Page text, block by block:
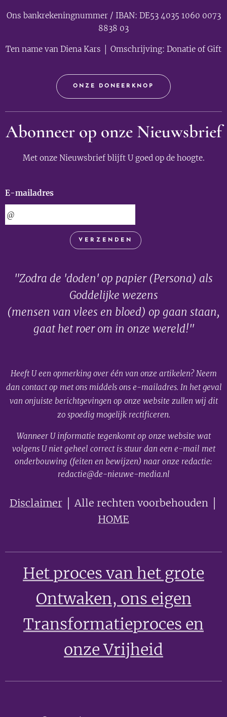
Ons bankrekeningnummer / IBAN: DE53 4035 1060 0073
8838 03
Ten name van Diena Kars │ Omschrijving: Donatie of Gift
ONZE DONEERKNOP
Abonneer op onze Nieuwsbrief
Met onze Nieuwsbrief blijft U goed op de hoogte.
E-mailadres
VERZENDEN
"Zodra de 'doden' op papier (Persona) als
Goddelijke wezens
(mensen van vlees en bloed) op gaan staan,
gaat het roer om in onze wereld!"
Heeft U een opmerking over één van onze artikelen? Neem
dan contact op met ons middels ons e-mailadres. In het geval
van onjuiste berichtgevingen op onze website zullen wij dit
zo spoedig mogelijk rectificeren.
Wanneer U informatie tegenkomt op onze website wat
volgens U niet geheel correct is stuur dan een e-mail met
onderbouwing (feiten en bewijzen) naar onze redactie:
redactie@de-nieuwe-media.nl
Disclaimer│ Alle rechten voorbehouden │
HOME
Het proces van het grote
Ontwaken, ons eigen
Transformatieproces en
onze Vrijheid